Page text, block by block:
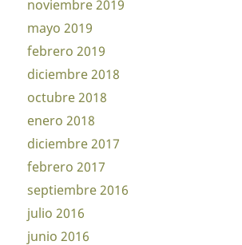
noviembre 2019
mayo 2019
febrero 2019
diciembre 2018
octubre 2018
enero 2018
diciembre 2017
febrero 2017
septiembre 2016
julio 2016
junio 2016